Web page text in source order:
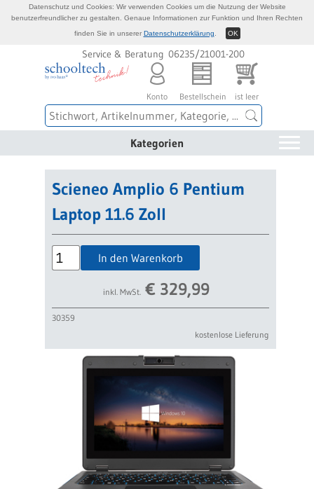
Service & Beratung 06235/21001-200
Konto Bestellschein ist leer
Kategorien
Scieneo Amplio 6 Pentium
Laptop 11.6 Zoll
In den Warenkorb
inkl. MwSt. € 329,99
30359
kostenlose Lieferung
Datenschutz und Cookies: Wir verwenden Cookies um die Nutzung der Website
benutzerfreundlicher zu gestalten. Genaue Informationen zur Funktion und Ihren Rechten
finden Sie in unserer Datenschutzerklärung OK